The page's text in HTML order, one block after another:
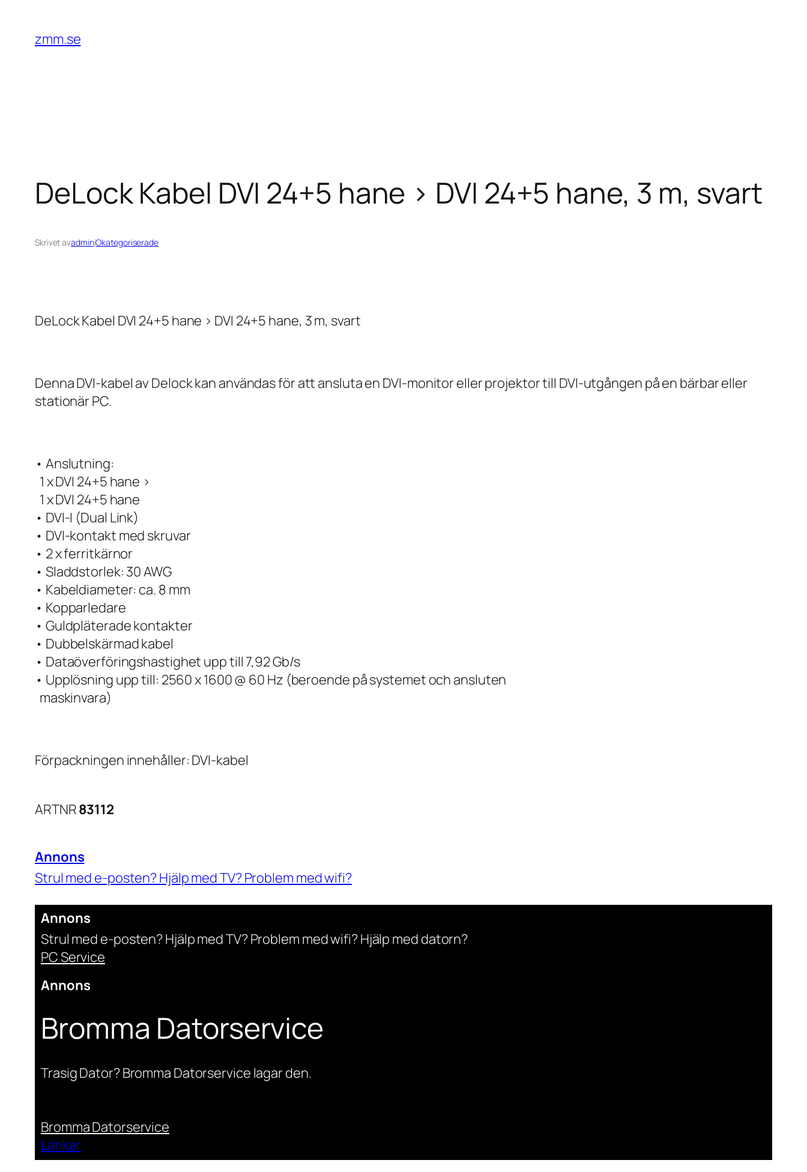
innehåll
zmm.se
DeLock Kabel DVI 24+5 hane > DVI 24+5 hane, 3 m, svart
Skrivet avadminiOkategoriserade
DeLock Kabel DVI 24+5 hane > DVI 24+5 hane, 3 m, svart
Denna DVI-kabel av Delock kan användas för att ansluta en DVI-monitor eller projektor till DVI-utgången på en bärbar eller
stationär PC.
• Anslutning:
1 x DVI 24+5 hane >
1 x DVI 24+5 hane
• DVI-I (Dual Link)
• DVI-kontakt med skruvar
• 2 x ferritkärnor
• Sladdstorlek: 30 AWG
• Kabeldiameter: ca. 8 mm
• Kopparledare
• Guldpläterade kontakter
• Dubbelskärmad kabel
• Dataöverföringshastighet upp till 7,92 Gb/s
• Upplösning upp till: 2560 x 1600 @ 60 Hz (beroende på systemet och ansluten
maskinvara)
Förpackningen innehåller: DVI-kabel
ARTNR83112
Annons
Strul med e-posten? Hjälp med TV? Problem med wifi?
Annons
Strul med e-posten? Hjälp med TV? Problem med wifi? Hjälp med datorn?
PC Service
Annons
Bromma Datorservice
Trasig Dator? Bromma Datorservice lagar den.
Bromma Datorservice
Länkar